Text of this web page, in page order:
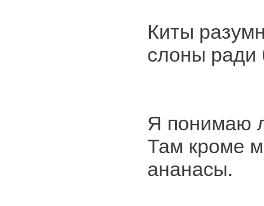
Киты
слоны ради
Я понимаю
Там кроме
ананасы.